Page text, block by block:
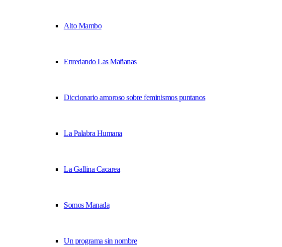
Alto Mambo
Enredando Las Mañanas
Diccionario amoroso sobre feminismos puntanos
La Palabra Humana
La Gallina Cacarea
Somos Manada
Un programa sin nombre